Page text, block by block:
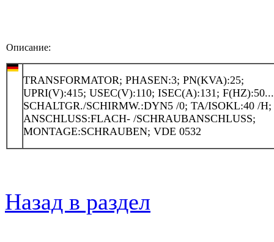
Описание:
TRANSFORMATOR; PHASEN:3; PN(KVA):25;
UPRI(V):415; USEC(V):110; ISEC(A):131;
SCHALTGR./SCHIRMW.:DYN5 /0; TA/ISOKL:40 /H;
ANSCHLUSS:FLACH- /SCHRAUBANSCHLUSS;
MONTAGE:SCHRAUBEN; VDE 0532
Назад в раздел